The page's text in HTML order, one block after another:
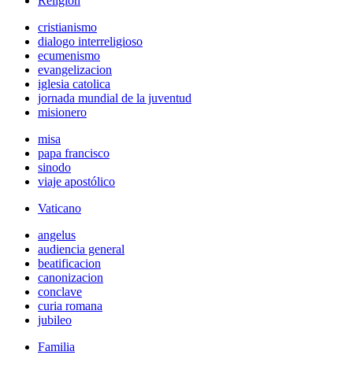
cristianismo
dialogo interreligioso
ecumenismo
evangelizacion
iglesia catolica
jornada mundial de la juventud
misionero
misa
papa francisco
sinodo
viaje apostólico
Vaticano
angelus
audiencia general
beatificacion
canonizacion
conclave
curia romana
jubileo
Familia